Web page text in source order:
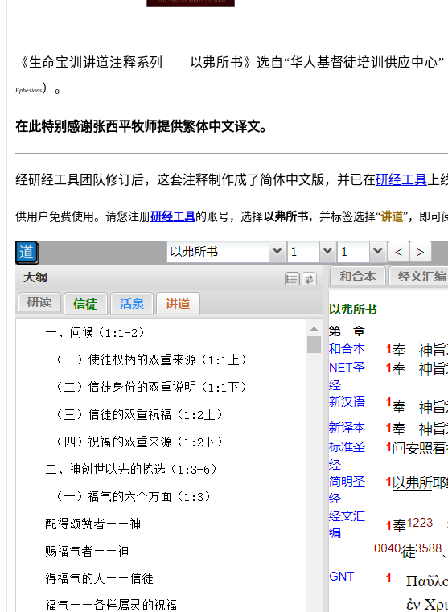
《生命宝训讲道注释系列——以弗所书》选自“华人基督徒培训供应中心”
Ephesians）。
在此特别感谢张西平牧师提供繁体中文译文。
经研经工具团队修订后，这套注释制作成了简体中文版，并已在研经工具 上
供用户免费使用。请您注册研经工具的账号，选择以弗所书，并标签选择“讲道”，即可